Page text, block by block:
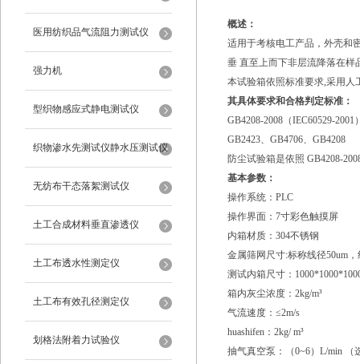
医用纺织品气流阻力测试仪
强力机
型织物感应式静电测试仪
织物渗水先测试仪静水压测试仪
无纺布干态落絮测试仪
土工合成材料垂直渗透仪
土工布透水性测定仪
土工布有效孔径测定仪
划格法附着力试验仪
概述：
适用于考核电工产品，外壳和
垂 直至上而下非层流降落在样
本试验箱依照标准要求,采用人
其具体要求和合格判定标准：
GB4208-2008（IEC60529-2001
GB2423、GB4706、GB4208
防尘试验箱是依照 GB4208-
基本参数：
操作系统：PLC
操作界面：7寸彩色触摸屏
内箱材质：304不锈钢
金属筛网尺寸:标称线径50um
测试内箱尺寸：
箱内灰尘浓度：2kg/m³
气流速度：≤2m/s
huashifen：2kg/ m³
抽气真空泵：（0~6）L/min （